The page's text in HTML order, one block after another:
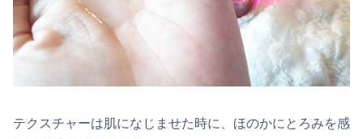
テクスチャーは肌になじませた時に、ほのかにとろみを感